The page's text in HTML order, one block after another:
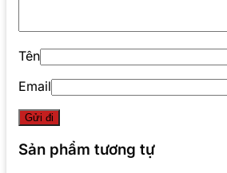
Tên
Email
Sản phẩm tương tự